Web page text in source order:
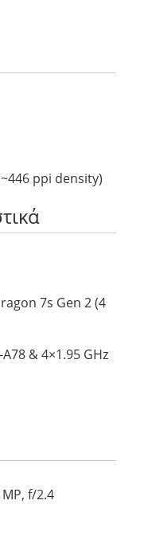
ppi density)
7s Gen 2 (4
& 4×1.95 GHz
f/2.4